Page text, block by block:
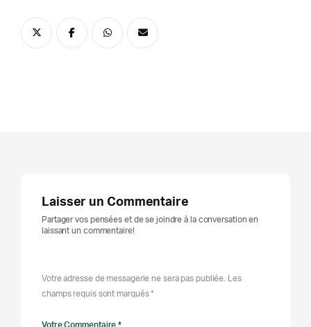
Laisser un Commentaire
Partager vos pensées et de se joindre à la conversation en
laissant un commentaire!
Votre adresse de messagerie ne sera pas publiée. Les
champs requis sont marqués *
Votre Commentaire *